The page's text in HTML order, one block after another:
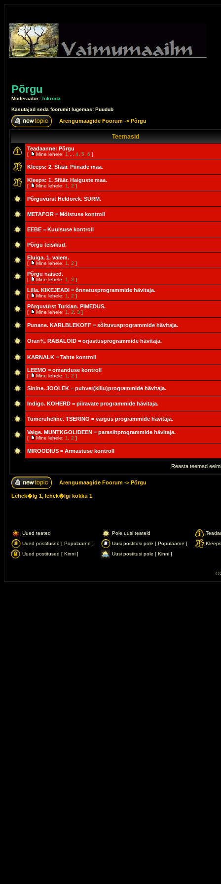
Põrgu
Moderaator: Tokroda
Kasutajad seda foorumit lugemas: Puudub
Arengumaagide Foorum -> Põrgu
Teemasid
Teadaanne: Põrgu
[ Mine lehele: 1 4 5 6 ]
Kleeps: 2. Sfäär. Piinade maa.
Kleeps: 1. Sfäär. Haiguste maa.
[ Mine lehele: 1 2 ]
Põrguvürst Heldorek. SURM.
METAFOR = Mõistuse kontroll
EEBE = Kuulsuse kontroll
Põrgu teisikud.
Eluiga. 1. valem.
[ Mine lehele: 1 2 ]
Põrgu naised.
[ Mine lehele: 1 2 ]
Lilla. KIKEJEADI = õnnetusprogrammide hävitaja.
[ Mine lehele: 1 2 ]
Põrguvürst Turkian. PIMEDUS.
[ Mine lehele: 1 2 3 ]
Punane. KARLBLEKOFF = sõltuvusprogrammide hävitaja.
Oran¾. RABALOID = orjastusprogrammide hävitaja.
KARNALK = Tahte kontroll
LEEMO = omanduse kontroll
[ Mine lehele: 1 2 ]
Sinine. JOOLEK = puhver(kiilu)programmide hävitaja.
Indigo. KOHERD = piiravate programmide hävitaja.
Tumeruheline. TSERINO = vargus programmide hävitaja.
Valge. MUNTKGOLIDEEN = parasiitprogrammide hävitaja.
[ Mine lehele: 1 2 ]
MIROODIUS = Armastuse kontroll
Reasta teemad
Arengumaagide Foorum -> Põrgu
Lehek�lg 1, lehek�lgi kokku 1
Uued teated Pole uusi teateid
Uued postitused [ Populaarne ]
Uusi postitusi pole [ Populaarne ]
Kleeps
Uued postitused [ Kinni ]
Uusi postitusi pole [ Kinni ]
©